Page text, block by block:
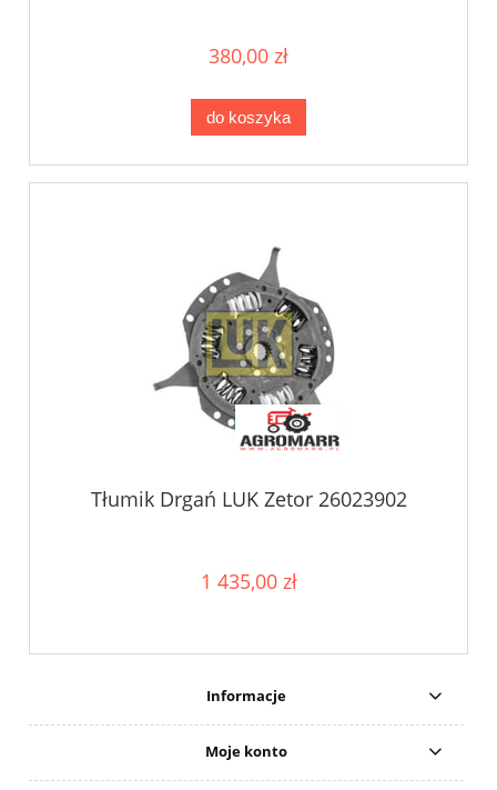
380,00 zł
do koszyka
Tłumik Drgań LUK Zetor 26023902
1 435,00 zł
Informacje
Moje konto